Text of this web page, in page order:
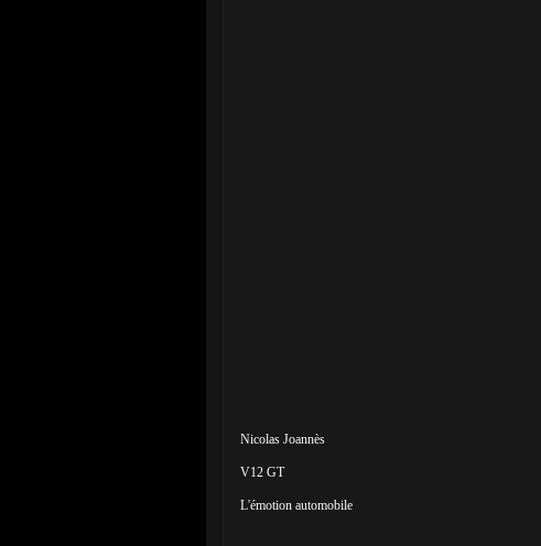
Nicolas Joannès
V12 GT
L'émotion automobile